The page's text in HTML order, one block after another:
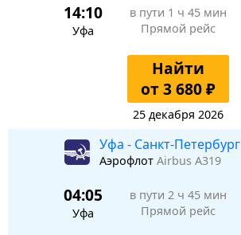
14:10
Уфа
в пути 1 ч 45 мин
Прямой рейс
Найти
от 3 680 ₽
25 декабря 2026
Уфа - Санкт-Петербург
Аэрофлот Airbus A319
04:05
Уфа
в пути 2 ч 45 мин
Прямой рейс